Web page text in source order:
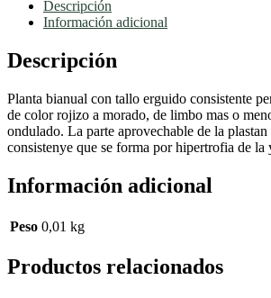
Descripción
Información adicional
Descripción
Planta bianual con tallo erguido consistente
de color rojizo a morado, de limbo mas o
ondulado. La parte aprovechable de la
consistenye que se forma por hipertrofia de la
Información adicional
Peso 0,01 kg
Productos relacionados